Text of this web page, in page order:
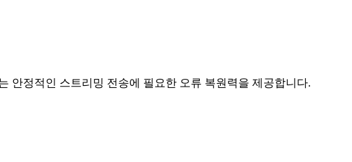
안정적인 스트리밍 전송에 필요한 오류 복원력을 제공합니다.